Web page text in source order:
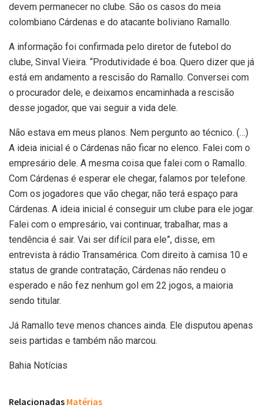
devem permanecer no clube. São os casos do meia
colombiano Cárdenas e do atacante boliviano Ramallo.
A informação foi confirmada pelo diretor de futebol do
clube, Sinval Vieira. “Produtividade é boa. Quero dizer que já
está em andamento a rescisão do Ramallo. Conversei com
o procurador dele, e deixamos encaminhada a rescisão
desse jogador, que vai seguir a vida dele.
Não estava em meus planos. Nem pergunto ao técnico. (…)
A ideia inicial é o Cárdenas não ficar no elenco. Falei com o
empresário dele. A mesma coisa que falei com o Ramallo.
Com Cárdenas é esperar ele chegar, falamos por telefone.
Com os jogadores que vão chegar, não terá espaço para
Cárdenas. A ideia inicial é conseguir um clube para ele jogar.
Falei com o empresário, vai continuar, trabalhar, mas a
tendência é sair. Vai ser difícil para ele”, disse, em
entrevista à rádio Transamérica. Com direito à camisa 10 e
status de grande contratação, Cárdenas não rendeu o
esperado e não fez nenhum gol em 22 jogos, a maioria
sendo titular.
Já Ramallo teve menos chances ainda. Ele disputou apenas
seis partidas e também não marcou.
Bahia Notícias
Relacionadas Matérias